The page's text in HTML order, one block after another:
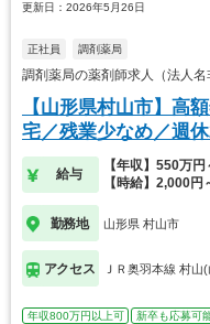
更新日：2026年5月26日
正社員 調剤薬局
調剤薬局の薬剤師求人（法人
【山形県村山市】高
宅／残業少なめ／週休
給与
【年収】550万
【時給】2,000円
勤務地 山形県 村山市
アクセス ＪＲ奥羽本線 村山
年収800万円以上可 新卒も応募可